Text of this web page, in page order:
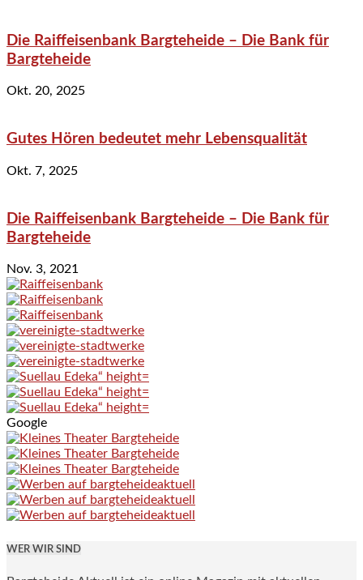
Die Raiffeisenbank Bargteheide – Die Bank für
Bargteheide
Okt. 20, 2025
Gutes Hören bedeutet mehr Lebensqualität
Okt. 7, 2025
Die Raiffeisenbank Bargteheide – Die Bank für
Bargteheide
Nov. 3, 2021
Google
WER WIR SIND